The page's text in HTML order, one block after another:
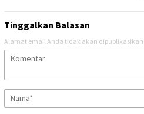
Tinggalkan Balasan
Alamat email Anda tidak akan dipublikasikan.